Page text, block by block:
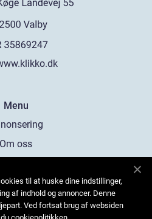
Menu
Om oss
oss
til at huske dine indstillinger,
af indhold og annoncer. Denne
Ved fortsat brug af websiden